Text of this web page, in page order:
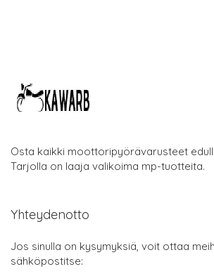
Osta kaikki moottoripyörävarusteet
Tarjolla on laaja valikoima mp-tuotteita.
Yhteydenotto
Jos sinulla on kysymyksiä, voit ottaa
sähköpostitse: